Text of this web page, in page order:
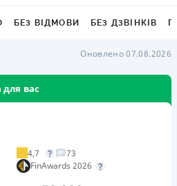
БЕЗ ВІДМОВИ БЕЗ ДЗВІНКІВ
Оновлено 07.08.2026
для вас
4,7
73
FinAwards 2026